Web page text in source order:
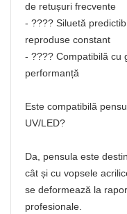
de retușuri frecvente
- ???? Siluetă
reproduse constant
- ???? Compatibilă cu
performanță
Este compatibilă
UV/LED?
Da, pensula este
cât și cu vopsele
se deformează la
profesionale.